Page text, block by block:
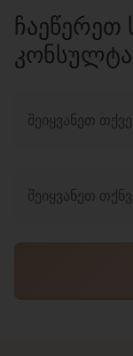
ᲩᲐᲔᲬᲔᲠᲔᲗ